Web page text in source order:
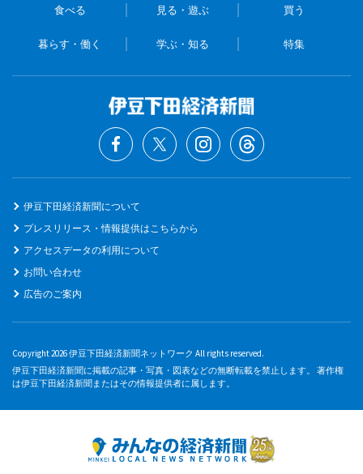
食べる 見る・遊ぶ 買う
暮らす・働く 学ぶ・知る 特集
伊豆下田経済新聞について
プレスリリース・情報提供はこちらから
アクセスデータの利用について
お問い合わせ
広告のご案内
Copyright 2026 伊豆下田経済新聞ネットワーク All rights reserved.
伊豆下田経済新聞に掲載の記事・写真・図表などの無断転載を禁止します。 著作権
は伊豆下田経済新聞またはその情報提供者に属します。